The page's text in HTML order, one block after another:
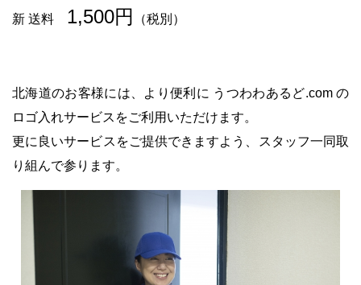
新 送料 1,500円 （税別）
北海道のお客様には、より便利に うつわわあるど.com の
ロゴ入れサービスをご利用いただけます。
更に良いサービスをご提供できますよう、スタッフ一同取
り組んで参ります。